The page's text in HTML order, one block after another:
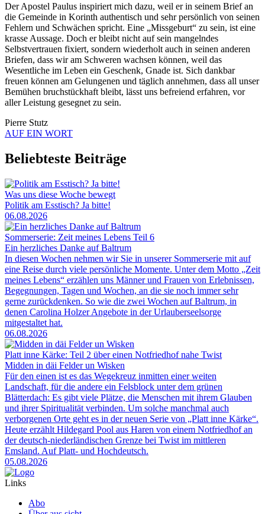
Der Apostel Paulus inspiriert mich dazu, weil er in seinem Brief an
die Gemeinde in Korinth authentisch und sehr persönlich von seinen
Fehlern und Schwächen spricht. Eine „Missgeburt“ zu sein, ist eine
krasse Aussage. Doch er bleibt nicht auf sein mangelndes
Selbstvertrauen fixiert, sondern wiederholt auch in seinen anderen
Briefen, dass wir am Schweren wachsen können, weil das
Wesentliche im Leben ein Geschenk, Gnade ist. Sich dankbar
freuen können am Gelungenen und täglich annehmen, dass all unser
Bemühen bruchstückhaft bleibt, lässt uns befreiend erfahren, vor
aller Leistung gesegnet zu sein.
Pierre Stutz
AUF EIN WORT
Beliebteste Beiträge
Was uns diese Woche bewegt
Politik am Esstisch? Ja bitte!
06.08.2026
Sommerserie: Zeit meines Lebens Teil 6
Ein herzliches Danke auf Baltrum
In diesen Wochen nehmen wir Sie in unserer Sommerserie mit auf
eine Reise durch viele persönliche Momente. Unter dem Motto „Zeit
meines Lebens“ erzählen uns Männer und Frauen von Erlebnissen,
Begegnungen, Tagen und Wochen, an die sie noch immer sehr
gerne zurückdenken. So wie die zwei Wochen auf Baltrum, in
denen Carolina Holzer Angebote in der Urlauberseelsorge
mitgestaltet hat.
06.08.2026
Platt inne Kärke: Teil 2 über einen Notfriedhof nahe Twist
Midden in däi Felder un Wisken
Für den einen ist es das Wegekreuz inmitten einer weiten
Landschaft, für die andere ein Felsblock unter dem grünen
Blätterdach: Es gibt viele Plätze, die Menschen mit ihrem Glauben
und ihrer Spiritualität verbinden. Um solche manchmal auch
verborgenen Orte geht es in der neuen Serie von „Platt inne Kärke“.
Heute erzählt Hildegard Pool aus Haren von einem Notfriedhof an
der deutsch-niederländischen Grenze bei Twist im mittleren
Emsland. Auf Platt- und Hochdeutsch.
05.08.2026
Links
Abo